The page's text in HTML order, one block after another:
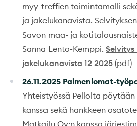
myy-treffien toimintamalli
ja jakelukanavista.
Savon maa- ja
Sanna Lento-Kemppi.
jakelukanavista 12 2025 (pdf)
26.11.2025 Paimenlomat-
Yhteistyössä Pellolta
kanssa sekä hankkeen
Matkailu Oy:n kanssa